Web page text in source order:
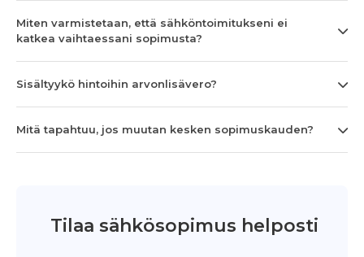
Miten varmistetaan, että sähköntoimitukseni ei
katkea vaihtaessani sopimusta?
Sisältyykö hintoihin arvonlisävero?
Mitä tapahtuu, jos muutan kesken sopimuskauden?
Tilaa sähkösopimus helposti